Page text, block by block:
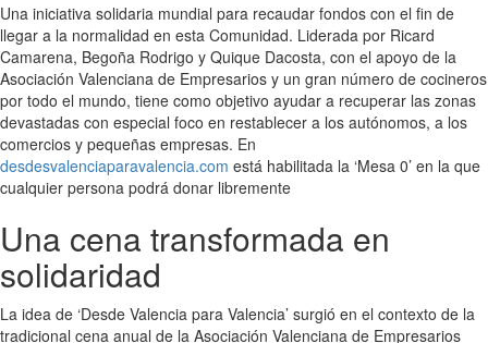
Una iniciativa solidaria mundial para recaudar fondos con el fin de
llegar a la normalidad en esta Comunidad. Liderada por Ricard
Camarena, Begoña Rodrigo y Quique Dacosta, con el apoyo de la
Asociación Valenciana de Empresarios y un gran número de cocineros
por todo el mundo, tiene como objetivo ayudar a recuperar las zonas
devastadas con especial foco en restablecer a los autónomos, a los
comercios y pequeñas empresas. En
desdesvalenciaparavalencia.com está habilitada la ‘Mesa 0’ en la que
cualquier persona podrá donar libremente
Una cena transformada en
solidaridad
La idea de ‘Desde Valencia para Valencia’ surgió en el contexto de la
tradicional cena anual de la Asociación Valenciana de Empresarios